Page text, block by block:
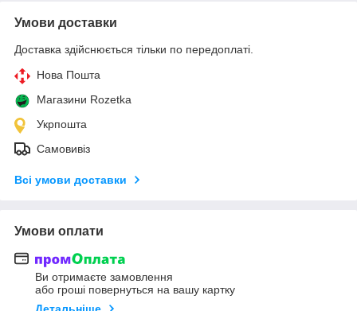
Умови доставки
Доставка здійснюється тільки по передоплаті.
Нова Пошта
Магазини Rozetka
Укрпошта
Самовивіз
Всі умови доставки
Умови оплати
Ви отримаєте замовлення
або гроші повернуться на вашу картку